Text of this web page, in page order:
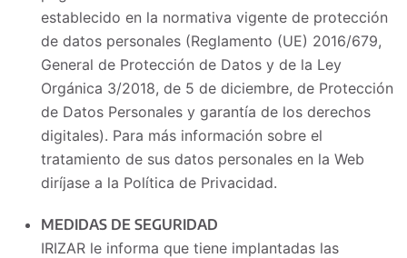
establecido en la normativa vigente de protección
de datos personales (Reglamento (UE) 2016/679,
General de Protección de Datos y de la Ley
Orgánica 3/2018, de 5 de diciembre, de Protección
de Datos Personales y garantía de los derechos
digitales). Para más información sobre el
tratamiento de sus datos personales en la Web
diríjase a la Política de Privacidad.
MEDIDAS DE SEGURIDAD
IRIZAR le informa que tiene implantadas las